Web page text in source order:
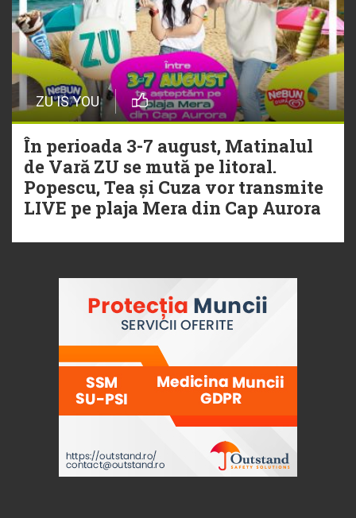
ZU IS YOU
În perioada 3-7 august, Matinalul
de Vară ZU se mută pe litoral.
Popescu, Tea și Cuza vor transmite
LIVE pe plaja Mera din Cap Aurora